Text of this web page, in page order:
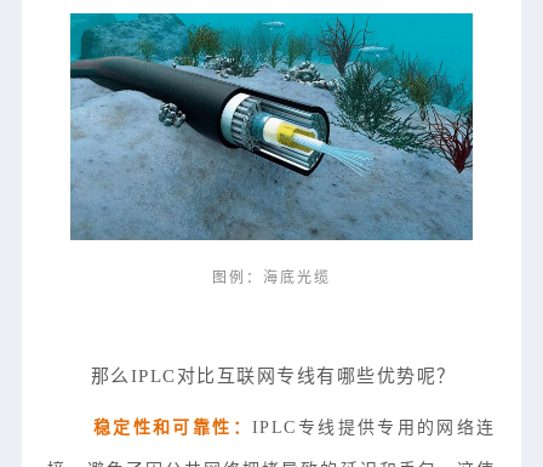
图例：海底光缆
那么IPLC对比互联网专线有哪些优势呢？
稳定性和可靠性： IPLC专线提供专用的网络连